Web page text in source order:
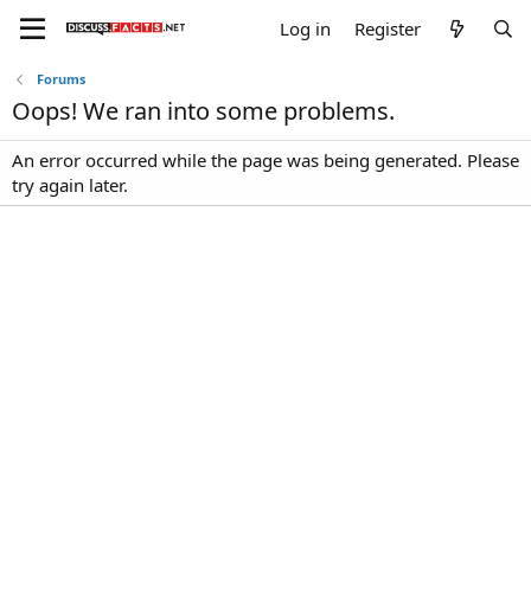
Log in Register
Forums
Oops! We ran into some problems.
An error occurred while the page was being generated. Please
try again later.